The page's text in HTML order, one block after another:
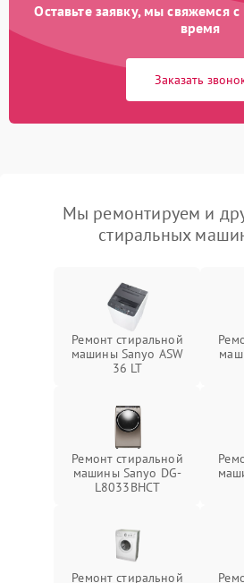
Оставьте заявку, мы свяжемся
время
Заказать
Мы ремонтируем и
стиральных
Ремонт стиральной
машины Sanyo ASW
36 LT
Ремонт стиральной
машины Sanyo DG-
L8033BHCT
Ремонт стиральной